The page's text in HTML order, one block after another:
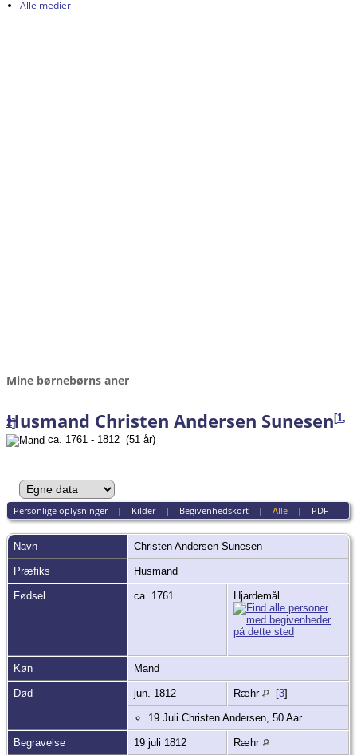
Alle medier
Mine børnebørns aner
Husmand Christen Andersen Sunesen [1,
2]
ca. 1761 - 1812 (51 år)
Personlige oplysninger| Kilder| Begivenhedskort| Alle| PDF
Navn Christen Andersen Sunesen
Præfiks Husmand
Fødsel ca. 1761 Hjardemål
Køn Mand
Død jun. 1812 Ræhr [3]
19 Juli Christen Andersen, 50 Aar.
Begravelse 19 juli 1812 Ræhr